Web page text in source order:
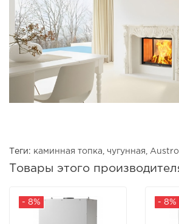
Теги: каминная топка чугунная
Товары этого
- 8% - 8%